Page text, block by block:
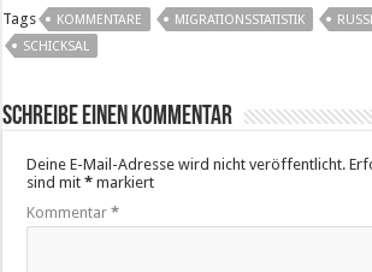
Tags KOMMENTARE MIGRATIONSSTATISTIK
SCHICKSAL
Schreibe einen Kommentar
Deine E-Mail-Adresse wird nicht veröffentlicht.
sind mit* markiert
Kommentar*